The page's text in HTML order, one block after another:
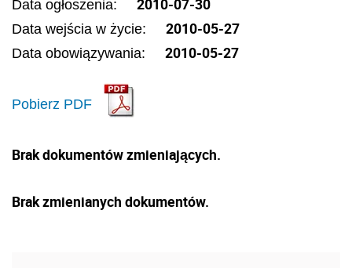
Data ogłoszenia: 2010-07-30
Data wejścia w życie: 2010-05-27
Data obowiązywania: 2010-05-27
Pobierz PDF
Brak dokumentów zmieniających.
Brak zmienianych dokumentów.